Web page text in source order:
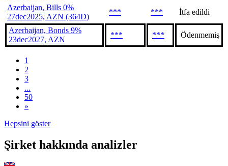
Azerbaijan, Bills 0%
27dec2025, AZN (364D)
*** *** İtfa edildi
Azerbaijan, Bonds 9%
23dec2027, AZN
*** *** Ödenmemiş
1
2
3
...
50
»
Hepsini göster
Şirket hakkında analizler